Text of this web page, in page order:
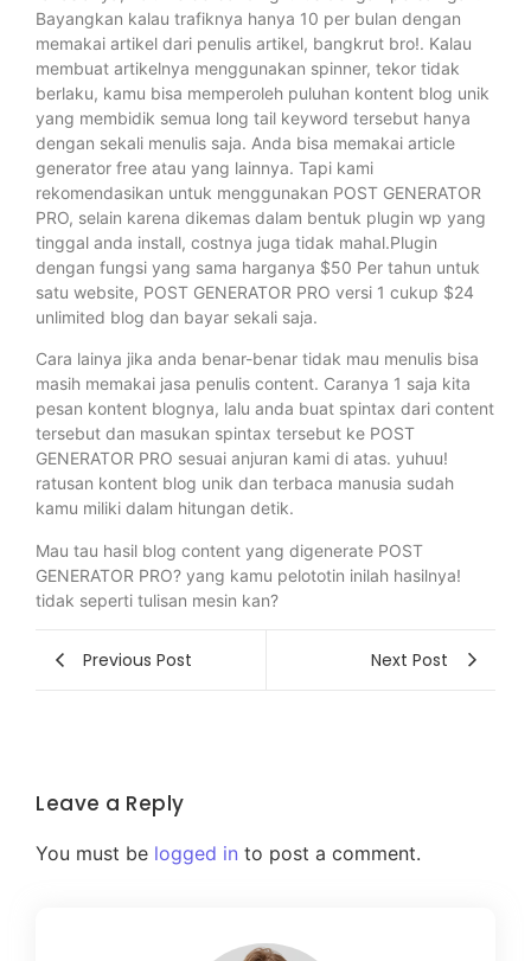
Bayangkan kalau trafiknya hanya 10 per bulan dengan
memakai artikel dari penulis artikel, bangkrut bro!. Kalau
membuat artikelnya menggunakan spinner, tekor tidak
berlaku, kamu bisa memperoleh puluhan kontent blog unik
yang membidik semua long tail keyword tersebut hanya
dengan sekali menulis saja. Anda bisa memakai article
generator free atau yang lainnya. Tapi kami
rekomendasikan untuk menggunakan POST GENERATOR
PRO, selain karena dikemas dalam bentuk plugin wp yang
tinggal anda install, costnya juga tidak mahal.Plugin
dengan fungsi yang sama harganya $50 Per tahun untuk
satu website, POST GENERATOR PRO versi 1 cukup $24
unlimited blog dan bayar sekali saja.
Cara lainya jika anda benar-benar tidak mau menulis bisa
masih memakai jasa penulis content. Caranya 1 saja kita
pesan kontent blognya, lalu anda buat spintax dari content
tersebut dan masukan spintax tersebut ke POST
GENERATOR PRO sesuai anjuran kami di atas. yuhuu!
ratusan kontent blog unik dan terbaca manusia sudah
kamu miliki dalam hitungan detik.
Mau tau hasil blog content yang digenerate POST
GENERATOR PRO? yang kamu pelototin inilah hasilnya!
tidak seperti tulisan mesin kan?
Previous Post Next Post
Leave a Reply
You must be logged in to post a comment.